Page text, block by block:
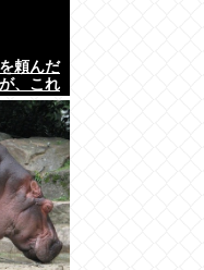
頼んだ
、これ